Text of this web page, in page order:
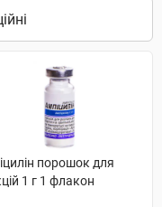
порошок для
1 г 1 флакон